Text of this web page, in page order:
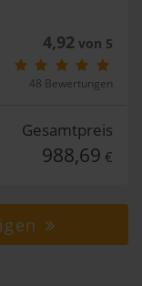
4,92von 5
48 Bewertungen
Gesamtpreis
988,69 €